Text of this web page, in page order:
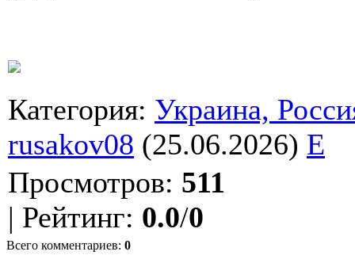
Категория: Украина,
rusakov08 (25.06.2026) E
Просмотров: 511
| Рейтинг: 0.0/0
Всего комментариев: 0